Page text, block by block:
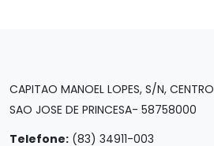
CAPITAO MANOEL LOPES, S/N, CENTRO
SAO JOSE DE PRINCESA- 58758000
Telefone: (83) 34911-003